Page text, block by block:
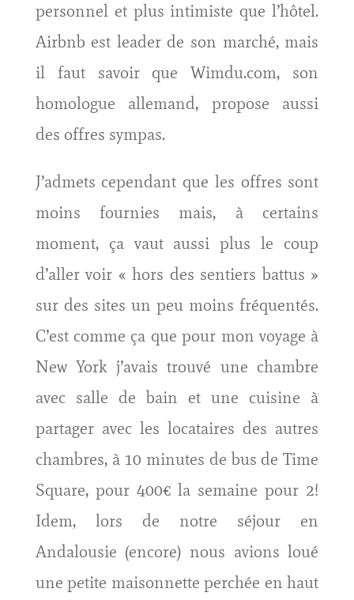
personnel et plus intimiste que l’hôtel.
Airbnb est leader de son marché, mais
il faut savoir que Wimdu.com, son
homologue allemand, propose aussi
des offres sympas.
J’admets cependant que les offres sont
moins fournies mais, à certains
moment, ça vaut aussi plus le coup
d’aller voir « hors des sentiers battus »
sur des sites un peu moins fréquentés.
C’est comme ça que pour mon voyage à
New York j’avais trouvé une chambre
avec salle de bain et une cuisine à
partager avec les locataires des autres
chambres, à 10 minutes de bus de Time
Square, pour 400€ la semaine pour 2!
Idem, lors de notre séjour en
Andalousie (encore) nous avions loué
une petite maisonnette perchée en haut